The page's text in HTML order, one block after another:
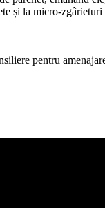
și la micro-
pentru